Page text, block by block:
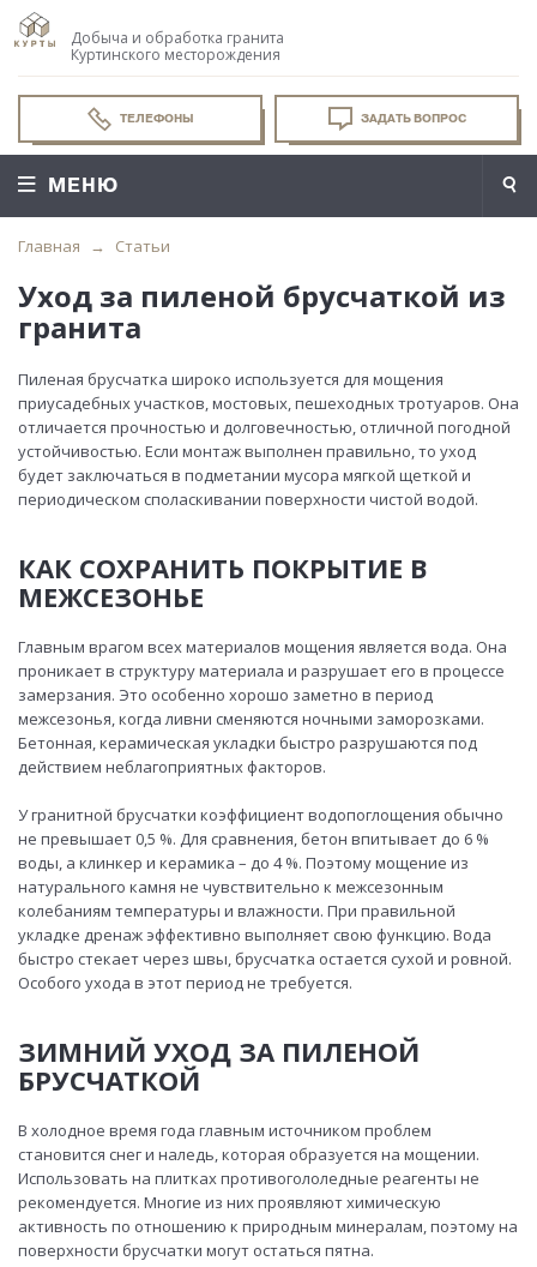
Добыча и обработка гранита
Куртинского месторождения
ТЕЛЕФОНЫ ЗАДАТЬ ВОПРОС
МЕНЮ
Главная Статьи
Уход за пиленой брусчаткой из
гранита
Пиленая брусчатка широко используется для мощения
приусадебных участков, мостовых, пешеходных тротуаров. Она
отличается прочностью и долговечностью, отличной погодной
устойчивостью. Если монтаж выполнен правильно, то уход
будет заключаться в подметании мусора мягкой щеткой и
периодическом споласкивании поверхности чистой водой.
КАК СОХРАНИТЬ ПОКРЫТИЕ В
МЕЖСЕЗОНЬЕ
Главным врагом всех материалов мощения является вода. Она
проникает в структуру материала и разрушает его в процессе
замерзания. Это особенно хорошо заметно в период
межсезонья, когда ливни сменяются ночными заморозками.
Бетонная, керамическая укладки быстро разрушаются под
действием неблагоприятных факторов.
У гранитной брусчатки коэффициент водопоглощения обычно
не превышает 0,5 %. Для сравнения, бетон впитывает до 6 %
воды, а клинкер и керамика – до 4 %. Поэтому мощение из
натурального камня не чувствительно к межсезонным
колебаниям температуры и влажности. При правильной
укладке дренаж эффективно выполняет свою функцию. Вода
быстро стекает через швы, брусчатка остается сухой и ровной.
Особого ухода в этот период не требуется.
ЗИМНИЙ УХОД ЗА ПИЛЕНОЙ
БРУСЧАТКОЙ
В холодное время года главным источником проблем
становится снег и наледь, которая образуется на мощении.
Использовать на плитках противогололедные реагенты не
рекомендуется. Многие из них проявляют химическую
активность по отношению к природным минералам, поэтому на
поверхности брусчатки могут остаться пятна.